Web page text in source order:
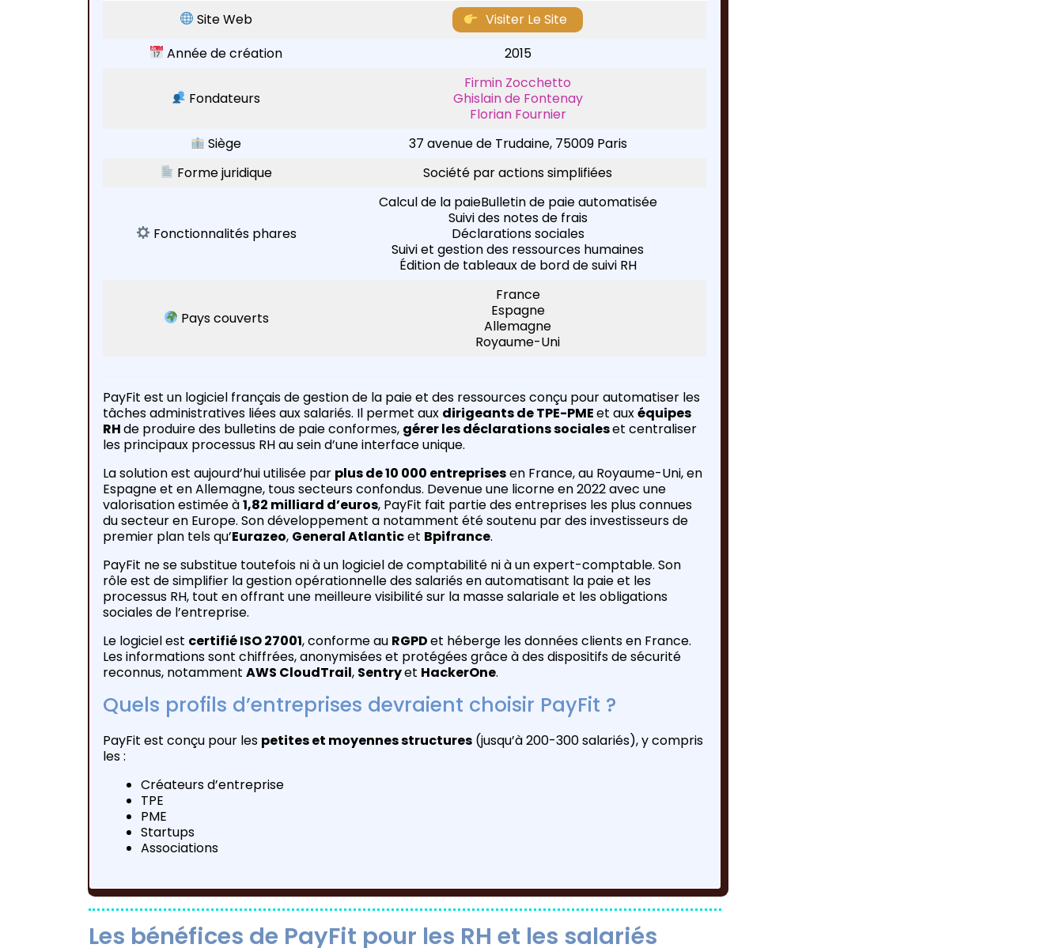
Site Web
Visiter Le Site
Année de création
2015
Fondateurs
Firmin Zocchetto
Ghislain de Fontenay
Florian Fournier
Siège
37 avenue de Trudaine, 75009 Paris
Forme juridique
Société par actions simplifiées
Fonctionnalités phares
Calcul de la paieBulletin de paie automatisée
Suivi des notes de frais
Déclarations sociales
Suivi et gestion des ressources humaines
Édition de tableaux de bord de suivi RH
Pays couverts
France
Espagne
Allemagne
Royaume-Uni
PayFit est un logiciel français de gestion de la paie et des ressources conçu pour automatiser les
tâches administratives liées aux salariés. Il permet aux dirigeants de TPE-PMEet auxéquipes
RHde produire des bulletins de paie conformes, gérer les déclarations socialeset centraliser
les principaux processus RH au sein d’une interface unique.
La solution est aujourd’hui utilisée par plus de 10 000 entreprisesen France, au Royaume-Uni, en
Espagne et en Allemagne, tous secteurs confondus. Devenue une licorne en 2022 avec une
valorisation estimée à1,82 milliard d’euros, PayFit fait partie des entreprises les plus connues
du secteur en Europe. Son développement a notamment été soutenu par des investisseurs de
premier plan tels qu’Eurazeo, General Atlanticet Bpifrance.
PayFit ne se substitue toutefois ni à un logiciel de comptabilité ni à un expert-comptable. Son
rôle est de simplifier la gestion opérationnelle des salariés en automatisant la paie et les
processus RH, tout en offrant une meilleure visibilité sur la masse salariale et les obligations
sociales de l’entreprise.
Le logiciel est certifié ISO 27001, conforme au RGPDet héberge les données clients en France.
Les informations sont chiffrées, anonymisées et protégées grâce à des dispositifs de sécurité
reconnus, notamment AWS CloudTrail, Sentryet HackerOne.
Quels profils d’entreprises devraient choisir PayFit ?
PayFit est conçu pour les petites et moyennes structures (jusqu’à 200-300 salariés), y compris
les :
Créateurs d’entreprise
TPE
PME
Startups
Associations
Les bénéfices de PayFit pour les RH et les salariés